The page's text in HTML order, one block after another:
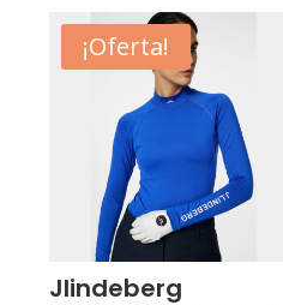
¡Oferta!
Jlindeberg